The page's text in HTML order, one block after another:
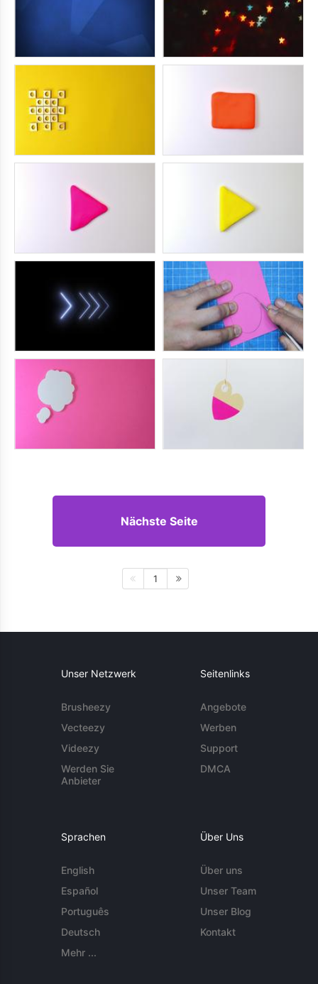
Nächste Seite
1
Unser Netzwerk
Brusheezy
Vecteezy
Videezy
Werden Sie
Anbieter
Seitenlinks
Angebote
Werben
Support
DMCA
Sprachen
English
Español
Português
Deutsch
Mehr ...
Über Uns
Über uns
Unser Team
Unser Blog
Kontakt